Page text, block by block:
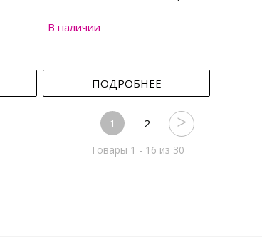
В наличии
ПОДРОБНЕЕ
1 2
Товары 1 - 16 из 30